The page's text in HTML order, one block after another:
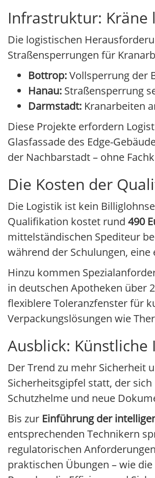
Infrastruktur: Kräne
Die logistischen
Straßensperrungen für
Bottrop:Vollsperrung der
Hanau: Straßensperrung
Darmstadt: Kranarbeiten
Diese Projekte erfordern
Glasfassade des Edge-
der Nachbarstadt – ohne
Die Kosten der
Die Logistik ist kein
Qualifikation kostet rund 490
mittelständischen Spediteur
während der Schulungen,
Hinzu kommen
in deutschen Apotheken über
flexiblere Toleranzfenster für
Verpackungslösungen wie
Ausblick:
Der Trend zu mehr Sicherheit
Sicherheitsgipfel statt, der
Schutzhelme und neue
Bis zur Einführung der
entsprechenden Technikern
regulatorischen
praktischen Übungen – wie